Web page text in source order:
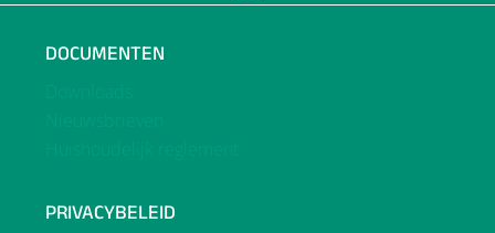
DOCUMENTEN
PRIVACYBELEID